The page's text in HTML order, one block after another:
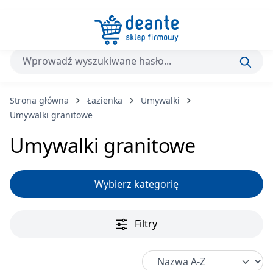
Przejdź do głównej zawartości
Strona główna Łazienka
Umywalki
Umywalki granitowe
Umywalki granitowe
Wybierz kategorię
Filtry